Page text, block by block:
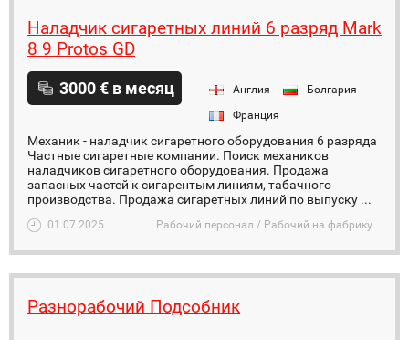
Hаладчик сигаретных линий 6 разряд Mark
8 9 Protos GD
3000 € в месяц Англия
Болгария
Франция
Механик - наладчик сигаретного оборудования 6 разряда
Частные сигаретные компании. Поиск механиков
наладчиков сигаретного оборудования. Продажа
запасных частей к сигарентым линиям, табачного
производства. Продажа сигаретных линий по выпуску ...
01.07.2025 Рабочий персонал / Рабочий на фабрику
Разнорабочий Подсобник